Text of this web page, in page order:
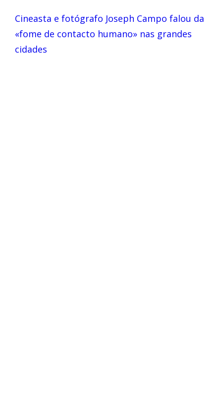
Cineasta e fotógrafo Joseph Campo falou da
«fome de contacto humano» nas grandes
cidades